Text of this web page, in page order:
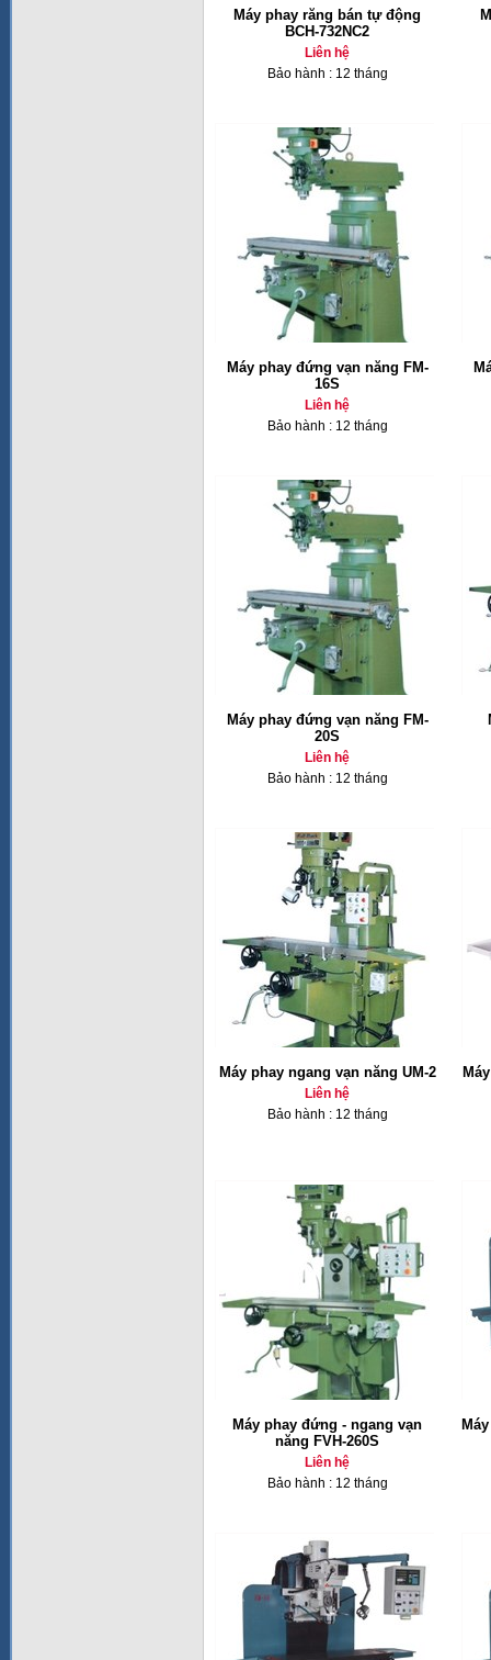
Máy phay răng bán tự động
BCH-732NC2
Liên hệ
Bảo hành : 12 tháng
Máy phay đứng vạn năng FM-
16S
Liên hệ
Bảo hành : 12 tháng
Máy phay đứng vạn năng FM-
20S
Liên hệ
Bảo hành : 12 tháng
Máy phay ngang vạn năng UM-2
Liên hệ
Bảo hành : 12 tháng
Máy phay đứng - ngang vạn
năng FVH-260S
Liên hệ
Bảo hành : 12 tháng